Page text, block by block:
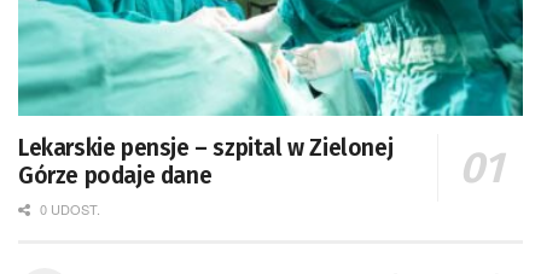
Lekarskie pensje – szpital w Zielonej
Górze podaje dane
0 UDOST.